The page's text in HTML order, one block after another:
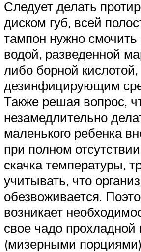
Следует делать
диском губ, всей
тампон нужно
водой, разведенной
либо борной
дезинфицирующим
Также решая вопрос,
незамедлительно
маленького ребенка
при полном
скачка температуры,
учитывать, что
обезвоживается.
возникает
свое чадо прохладной
(мизерными